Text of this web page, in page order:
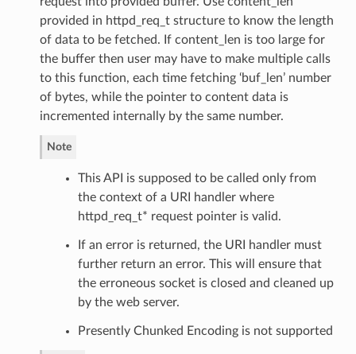
provided in httpd_req_t structure to know the length
of data to be fetched. If content_len is too large for
the buffer then user may have to make multiple calls
to this function, each time fetching ‘buf_len’ number
of bytes, while the pointer to content data is
incremented internally by the same number.
Note
This API is supposed to be called only from
the context of a URI handler where
httpd_req_t* request pointer is valid.
If an error is returned, the URI handler must
further return an error. This will ensure that
the erroneous socket is closed and cleaned up
by the web server.
Presently Chunked Encoding is not supported